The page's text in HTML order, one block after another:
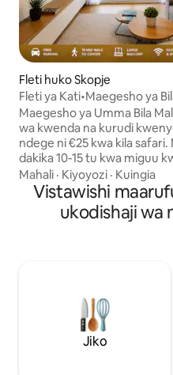
Fleti huko Skopje
Fleti ya Kati•Maegesho ya
Malipo•Roshani•Tembea
Maegesho ya Umma Bila
wa kwenda na kurudi
ndege ni €25 kwa kila safari.
dakika 10-15 tu kwa miguu
Macedonia Square na
vya Skopje. Kituo Kikuu cha
Treni kiko umbali wa mita
angavu na ya kisasa,
ukubwa wa malkia, mashuka
ubora wa hoteli, taulo na
umeme Inafaa kwa
Mahali · Kiyoyozi · Kuingia
Vistawishi
ukodishaji wa
Jiko